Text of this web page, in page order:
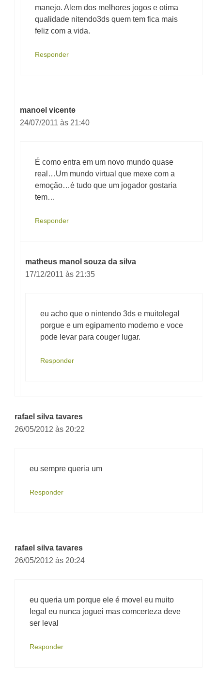
manejo. Alem dos melhores jogos e otima
qualidade nitendo3ds quem tem fica mais
feliz com a vida.
Responder
manoel vicente
24/07/2011 às 21:40
É como entra em um novo mundo quase
real…Um mundo virtual que mexe com a
emoção…é tudo que um jogador gostaria
tem…
Responder
matheus manol souza da silva
17/12/2011 às 21:35
eu acho que o nintendo 3ds e muitolegal
porgue e um egipamento moderno e voce
pode levar para couger lugar.
Responder
rafael silva tavares
26/05/2012 às 20:22
eu sempre queria um
Responder
rafael silva tavares
26/05/2012 às 20:24
eu queria um porque ele é movel eu muito
legal eu nunca joguei mas comcerteza deve
ser leval
Responder